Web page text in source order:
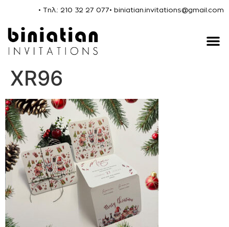
• Τηλ.: 210 32 27 077• biniatian.invitations@gmail.com
XR96